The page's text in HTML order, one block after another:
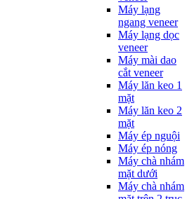
Máy lạng
ngang veneer
Máy lạng dọc
veneer
Máy mài dao
cắt veneer
Máy lăn keo 1
mặt
Máy lăn keo 2
mặt
Máy ép nguội
Máy ép nóng
Máy chà nhám
mặt dưới
Máy chà nhám